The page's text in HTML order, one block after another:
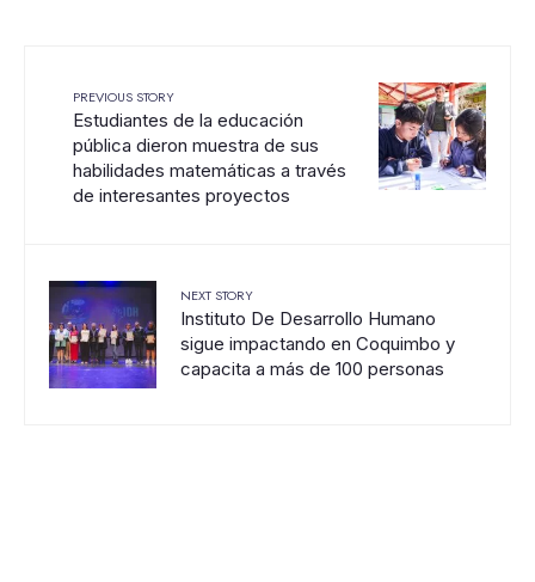
PREVIOUS STORY
Estudiantes de la educación
pública dieron muestra de sus
habilidades matemáticas a través
de interesantes proyectos
NEXT STORY
Instituto De Desarrollo Humano
sigue impactando en Coquimbo y
capacita a más de 100 personas